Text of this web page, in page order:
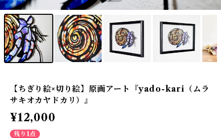
【ちぎり絵×切り絵】原画アート『yado-kari（ムラ
サキオカヤドカリ）』
¥12,000
残り1点